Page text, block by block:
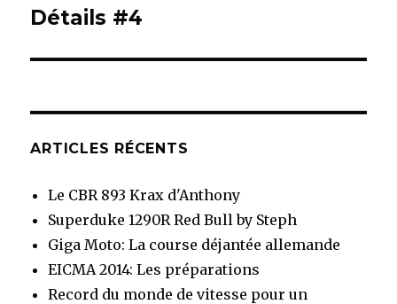
Article
Détails #4
ARTICLES RÉCENTS
Le CBR 893 Krax d'Anthony
Superduke 1290R Red Bull by Steph
Giga Moto: La course déjantée allemande
EICMA 2014: Les préparations
Record du monde de vitesse pour un